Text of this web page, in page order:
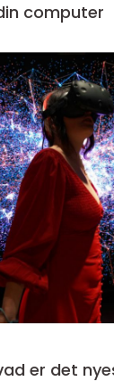
computer
er det